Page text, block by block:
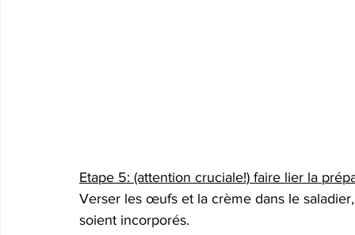
Etape 5: (attention cruciale!) faire lier la
Verser les œufs et la crème dans le
soient incorporés.